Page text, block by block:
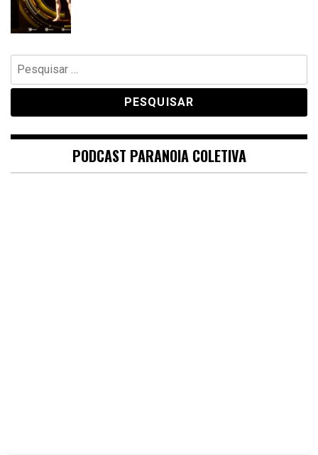
Pesquisar
por:
PODCAST PARANOIA COLETIVA